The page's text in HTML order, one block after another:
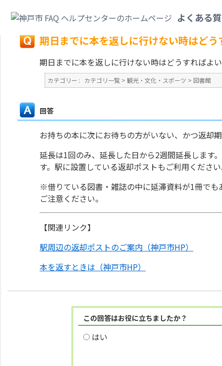
よくある
戻る
期日までに本を返しに行けない時はど
期日までに本を返しに行けない時はどうすればよ
カテゴリー : カテゴリ一覧 > 観光・文化・スポーツ > 図書館
回答
お持ちの本に次にお待ちの方がいない、かつ返却
延長は1回のみ、延長した日から2週間延長します
す。駅に設置している返却ポストもご利用くださ
※借りている図書・雑誌の中に延滞資料が1冊で
ご注意ください。
【関連リンク】
駅周辺の返却ポストのご案内（神戸市HP）
本を返すときは（神戸市HP）
この回答はお役に立ちましたか？
はい